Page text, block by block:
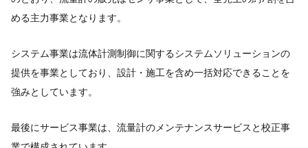
める主力事業となります。
システム事業は流体計測制御に関するシステムソリューションの
提供を事業としており、設計・施工を含め一括対応できることを
強みとしています。
最後にサービス事業は、流量計のメンテナンスサービスと校正事